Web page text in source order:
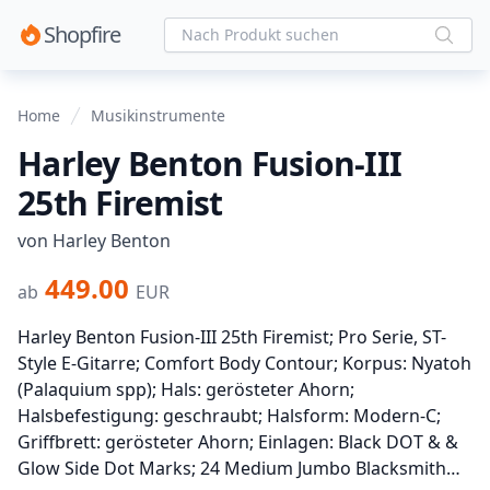
Shopfire
Home Musikinstrumente
Harley Benton Fusion-III
25th Firemist
von Harley Benton
ab 449.00 EUR
Harley Benton Fusion-III 25th Firemist; Pro Serie, ST-
Style E-Gitarre; Comfort Body Contour; Korpus: Nyatoh
(Palaquium spp); Hals: gerösteter Ahorn;
Halsbefestigung: geschraubt; Halsform: Modern-C;
Griffbrett: gerösteter Ahorn; Einlagen: Black DOT & &
Glow Side Dot Marks; 24 Medium Jumbo Blacksmith